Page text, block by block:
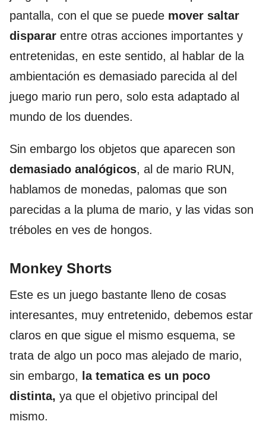
pantalla, con el que se puede mover saltar
disparar entre otras acciones importantes y
entretenidas, en este sentido, al hablar de la
ambientación es demasiado parecida al del
juego mario run pero, solo esta adaptado al
mundo de los duendes.
Sin embargo los objetos que aparecen son
demasiado analógicos, al de mario RUN,
hablamos de monedas, palomas que son
parecidas a la pluma de mario, y las vidas son
tréboles en ves de hongos.
Monkey Shorts
Este es un juego bastante lleno de cosas
interesantes, muy entretenido, debemos estar
claros en que sigue el mismo esquema, se
trata de algo un poco mas alejado de mario,
sin embargo, la tematica es un poco
distinta, ya que el objetivo principal del
mismo.